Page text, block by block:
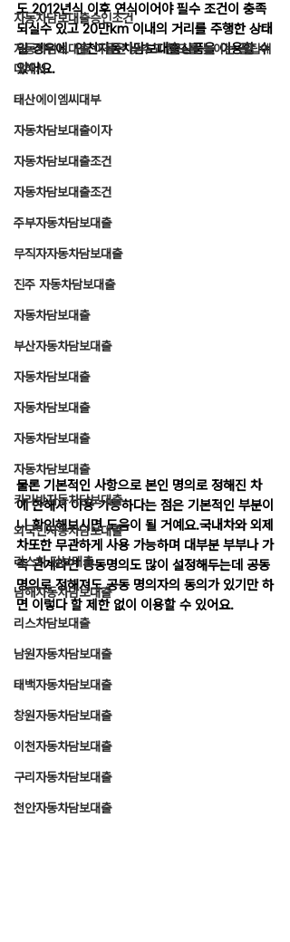
자동차담보대출승인조건
자동차담보대출 이율은 낮추고 한도를 높이는 꿀팁에
대해서
태산에이엠씨대부
자동차담보대출이자
자동차담보대출조건
자동차담보대출조건
주부자동차담보대출
무직자자동차담보대출
진주 자동차담보대출
자동차담보대출
부산자동차담보대출
자동차담보대출
자동차담보대출
자동차담보대출
자동차담보대출
카라반자동차담보대출
외국인자동차담보대출
리스차 담보대출
남해자동차담보대출
리스차담보대출
남원자동차담보대출
태백자동차담보대출
창원자동차담보대출
이천자동차담보대출
구리자동차담보대출
천안자동차담보대출
도 2012년식 이후 연식이어야 필수 조건이 충족
되실수 있고 20만km 이내의 거리를 주행한 상태
일 경우에  인천자동차담보대출상품을 이용할 수
있어요.
물론 기본적인 사항으로 본인 명의로 정해진 차
에 한해서 이용 가능하다는 점은 기본적인 부분이
니 확인해보시면 도움이 될 거예요.국내차와 외제
차또한 무관하게 사용 가능하며 대부분 부부나 가
족 관계라면 공동명의도 많이 설정해두는데 공동
명의로 정해져도 공동 명의자의 동의가 있기만 하
면 이렇다 할 제한 없이 이용할 수 있어요.